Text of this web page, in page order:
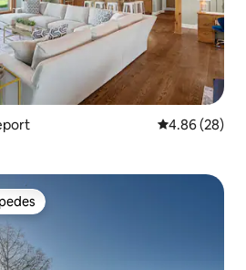
Calificación
4.86 (28)
preferido